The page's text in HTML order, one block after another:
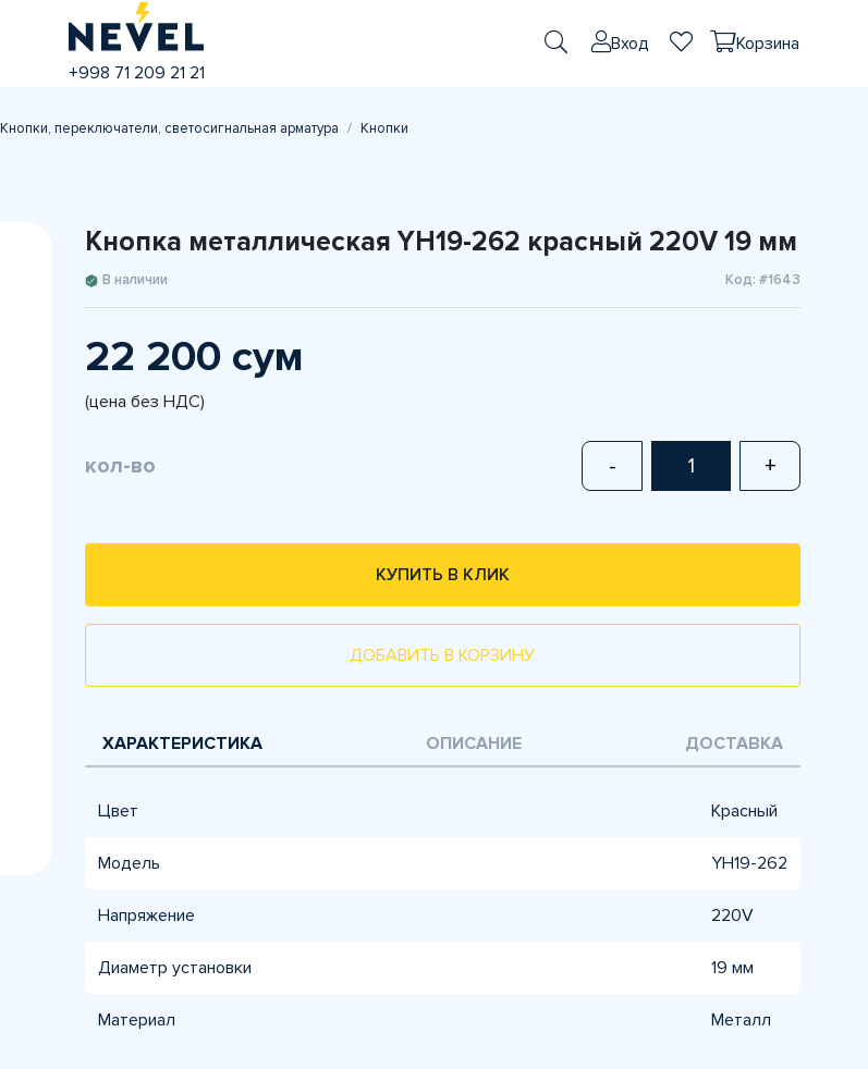
+998 71 209 21 21
Вход Корзина
Кнопки, переключатели, светосигнальная арматура
Кнопки
Кнопка металлическая YH19-262 красный 220V 19 мм
В наличии Код: #1643
22 200 сум
(цена без НДС)
кол-во - +
КУПИТЬ В КЛИК
ДОБАВИТЬ В КОРЗИНУ
ХАРАКТЕРИСТИКА ОПИСАНИЕ ДОСТАВКА
Цвет Красный
Модель YH19-262
Напряжение 220V
Диаметр установки 19 мм
Материал Металл